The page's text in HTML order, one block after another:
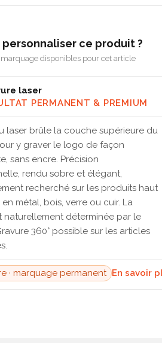
personnaliser ce produit ?
disponibles pour cet article
laser
PERMANENT & PREMIUM
laser brûle la couche supérieure du
y graver le logo de façon
sans encre. Précision
rendu sobre et élégant,
recherché sur les produits haut
métal, bois, verre ou cuir. La
naturellement déterminée par le
360° possible sur les articles
· marquage permanent En savoir